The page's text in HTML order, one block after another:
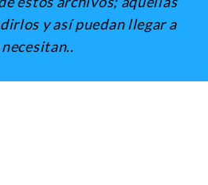
y así puedan llegar a
.